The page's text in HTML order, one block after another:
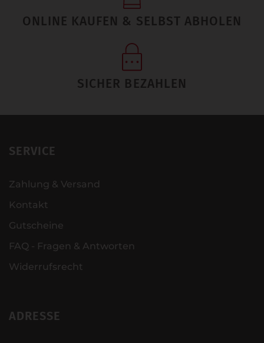
ONLINE KAUFEN & SELBST ABHOLEN
SICHER BEZAHLEN
SERVICE
Zahlung & Versand
Kontakt
Gutscheine
FAQ - Fragen & Antworten
Widerrufsrecht
ADRESSE